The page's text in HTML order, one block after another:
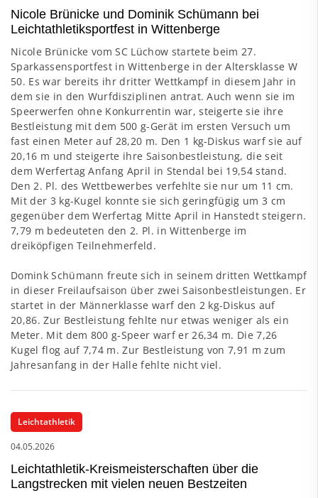
Nicole Brünicke und Dominik Schümann bei
Leichtathletiksportfest in Wittenberge
Nicole Brünicke vom SC Lüchow startete beim 27.
Sparkassensportfest in Wittenberge in der Altersklasse W
50. Es war bereits ihr dritter Wettkampf in diesem Jahr in
dem sie in den Wurfdisziplinen antrat. Auch wenn sie im
Speerwerfen ohne Konkurrentin war, steigerte sie ihre
Bestleistung mit dem 500 g-Gerät im ersten Versuch um
fast einen Meter auf 28,20 m. Den 1 kg-Diskus warf sie auf
20,16 m und steigerte ihre Saisonbestleistung, die seit
dem Werfertag Anfang April in Stendal bei 19,54 stand.
Den 2. Pl. des Wettbewerbes verfehlte sie nur um 11 cm.
Mit der 3 kg-Kugel konnte sie sich geringfügig um 3 cm
gegenüber dem Werfertag Mitte April in Hanstedt steigern.
7,79 m bedeuteten den 2. Pl. in Wittenberge im
dreiköpfigen Teilnehmerfeld.
Domink Schümann freute sich in seinem dritten Wettkampf
in dieser Freilaufsaison über zwei Saisonbestleistungen. Er
startet in der Männerklasse warf den 2 kg-Diskus auf
20,86. Zur Bestleistung fehlte nur etwas weniger als ein
Meter. Mit dem 800 g-Speer warf er 26,34 m. Die 7,26
Kugel flog auf 7,74 m. Zur Bestleistung von 7,91 m zum
Jahresanfang in der Halle fehlte nicht viel.
Leichtathletik
04.05.2026
Leichtathletik-Kreismeisterschaften über die
Langstrecken mit vielen neuen Bestzeiten